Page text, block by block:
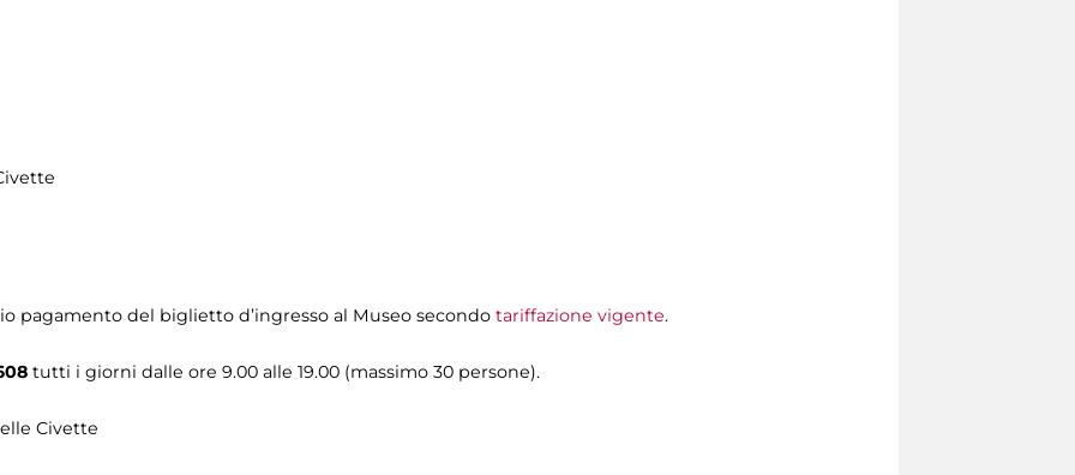
pagamento del biglietto d’ingresso al Museo secondo tariffazione vigente.
tutti i giorni dalle ore 9.00 alle 19.00 (massimo 30 persone).
Civette